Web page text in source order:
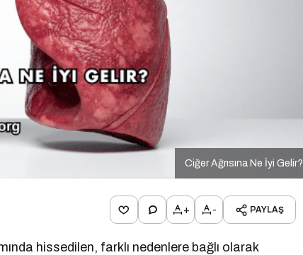
Ciğer Ağrısına Ne İyi Gelir?
+ - PAYLAŞ
hissedilen, farklı nedenlere bağlı olarak